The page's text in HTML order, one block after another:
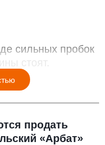
сильных пробок
стоят.
продать
«Арбат»